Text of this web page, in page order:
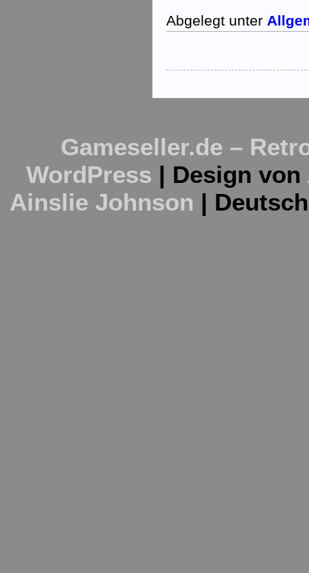
Abgelegt unter
Gameseller.de –
WordPress | Design von
Ainslie Johnson |